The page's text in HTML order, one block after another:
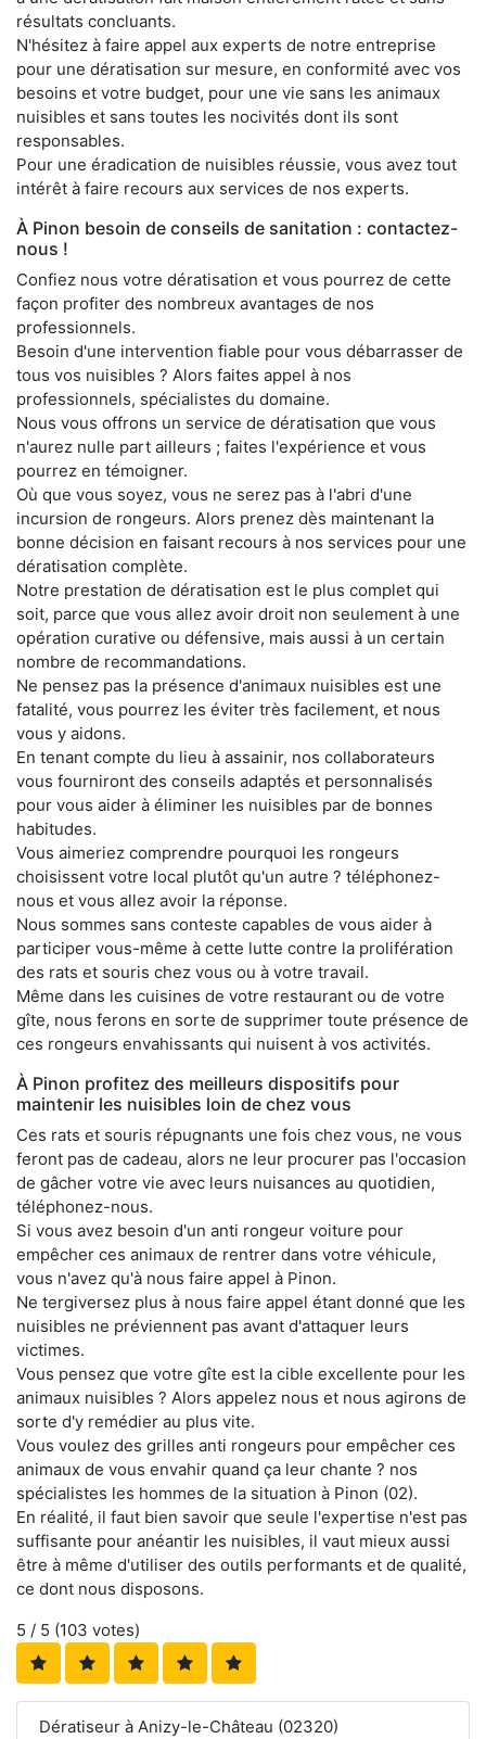
résultats concluants.
N'hésitez à faire appel aux experts de notre entreprise
pour une dératisation sur mesure, en conformité avec vos
besoins et votre budget, pour une vie sans les animaux
nuisibles et sans toutes les nocivités dont ils sont
responsables.
Pour une éradication de nuisibles réussie, vous avez tout
intérêt à faire recours aux services de nos experts.
À Pinon besoin de conseils de sanitation : contactez-
nous !
Confiez nous votre dératisation et vous pourrez de cette
façon profiter des nombreux avantages de nos
professionnels.
Besoin d'une intervention fiable pour vous débarrasser de
tous vos nuisibles ? Alors faites appel à nos
professionnels, spécialistes du domaine.
Nous vous offrons un service de dératisation que vous
n'aurez nulle part ailleurs ; faites l'expérience et vous
pourrez en témoigner.
Où que vous soyez, vous ne serez pas à l'abri d'une
incursion de rongeurs. Alors prenez dès maintenant la
bonne décision en faisant recours à nos services pour une
dératisation complète.
Notre prestation de dératisation est le plus complet qui
soit, parce que vous allez avoir droit non seulement à une
opération curative ou défensive, mais aussi à un certain
nombre de recommandations.
Ne pensez pas la présence d'animaux nuisibles est une
fatalité, vous pourrez les éviter très facilement, et nous
vous y aidons.
En tenant compte du lieu à assainir, nos collaborateurs
vous fourniront des conseils adaptés et personnalisés
pour vous aider à éliminer les nuisibles par de bonnes
habitudes.
Vous aimeriez comprendre pourquoi les rongeurs
choisissent votre local plutôt qu'un autre ? téléphonez-
nous et vous allez avoir la réponse.
Nous sommes sans conteste capables de vous aider à
participer vous-même à cette lutte contre la prolifération
des rats et souris chez vous ou à votre travail.
Même dans les cuisines de votre restaurant ou de votre
gîte, nous ferons en sorte de supprimer toute présence de
ces rongeurs envahissants qui nuisent à vos activités.
À Pinon profitez des meilleurs dispositifs pour
maintenir les nuisibles loin de chez vous
Ces rats et souris répugnants une fois chez vous, ne vous
feront pas de cadeau, alors ne leur procurer pas l'occasion
de gâcher votre vie avec leurs nuisances au quotidien,
téléphonez-nous.
Si vous avez besoin d'un anti rongeur voiture pour
empêcher ces animaux de rentrer dans votre véhicule,
vous n'avez qu'à nous faire appel à Pinon.
Ne tergiversez plus à nous faire appel étant donné que les
nuisibles ne préviennent pas avant d'attaquer leurs
victimes.
Vous pensez que votre gîte est la cible excellente pour les
animaux nuisibles ? Alors appelez nous et nous agirons de
sorte d'y remédier au plus vite.
Vous voulez des grilles anti rongeurs pour empêcher ces
animaux de vous envahir quand ça leur chante ? nos
spécialistes les hommes de la situation à Pinon (02).
En réalité, il faut bien savoir que seule l'expertise n'est pas
suffisante pour anéantir les nuisibles, il vaut mieux aussi
être à même d'utiliser des outils performants et de qualité,
ce dont nous disposons.
5 / 5 (103 votes)
Dératiseur à Anizy-le-Château (02320)